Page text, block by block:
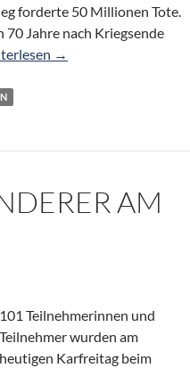
forderte 50 Millionen Tote.
70 Jahre nach Kriegsende
1945: Der 2. Weltkrieg in
→
AM
101 Teilnehmerinnen und
Teilnehmer wurden am
heutigen Karfreitag beim